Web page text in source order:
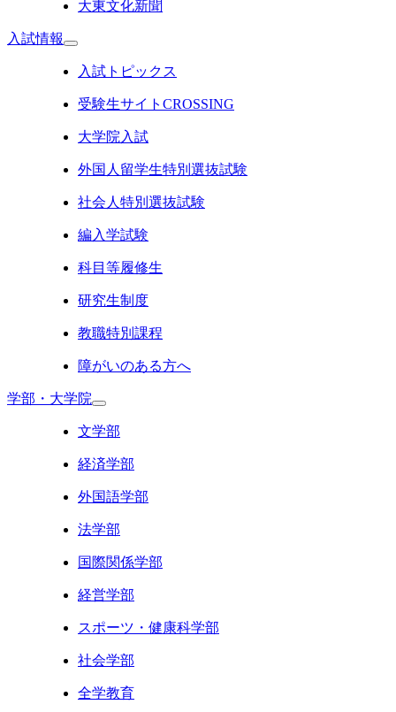
大東文化新聞
入試情報
入試トピックス
受験生サイトCROSSING
大学院入試
外国人留学生特別選抜試験
社会人特別選抜試験
編入学試験
科目等履修生
研究生制度
教職特別課程
障がいのある方へ
学部・大学院
文学部
経済学部
外国語学部
法学部
国際関係学部
経営学部
スポーツ・健康科学部
社会学部
全学教育